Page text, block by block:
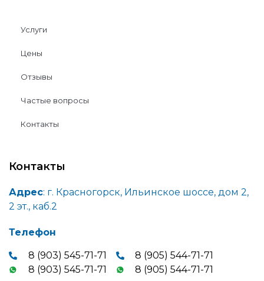
Услуги
Цены
Отзывы
Частые вопросы
Контакты
Контакты
Адрес: г. Красногорск, Ильинское шоссе, дом 2,
2 эт., каб.2
Телефон
8 (903) 545-71-71
8 (905) 544-71-71
8 (903) 545-71-71
8 (905) 544-71-71